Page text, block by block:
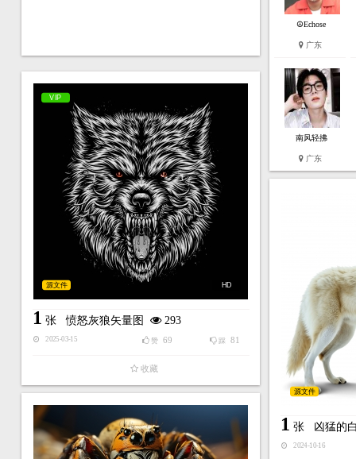
☮Echose
广东
南风轻拂
广东
VIP
HD
源文件
1 张愤怒灰狼矢量图 293
2025-03-15 踩 81
赞 69
收藏
源文件
1 张 凶猛的
2024-10-16